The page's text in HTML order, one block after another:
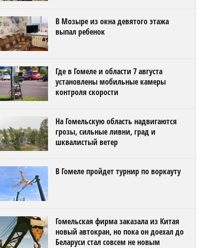
В Мозыре из окна девятого этажа
выпал ребенок
Где в Гомеле и области 7 августа
установлены мобильные камеры
контроля скорости
На Гомельскую область надвигаются
грозы, сильные ливни, град и
шквалистый ветер
В Гомеле пройдет турнир по воркауту
Гомельская фирма заказала из Китая
новый автокран, но пока он доехал до
Беларуси стал совсем не новым